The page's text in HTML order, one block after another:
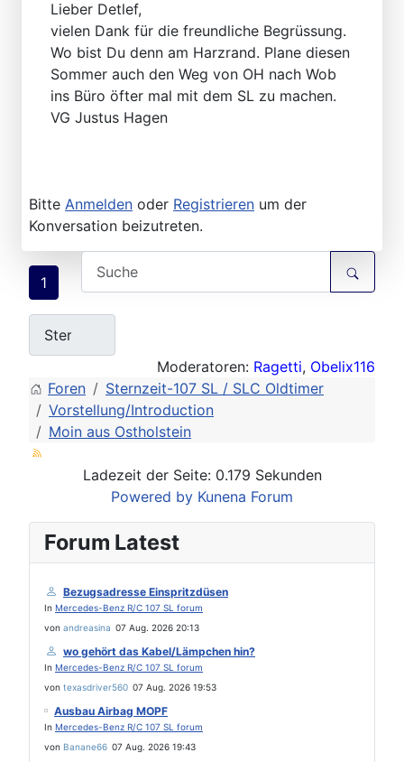
Lieber Detlef,
vielen Dank für die freundliche Begrüssung.
Wo bist Du denn am Harzrand. Plane diesen
Sommer auch den Weg von OH nach Wob
ins Büro öfter mal mit dem SL zu machen.
VG Justus Hagen
Bitte Anmelden oder Registrieren um der
Konversation beizutreten.
1
Moderatoren: Ragetti, Obelix116
Foren
Sternzeit-107 SL / SLC Oldtimer
Vorstellung/Introduction
Moin aus Ostholstein
Ladezeit der Seite: 0.179 Sekunden
Powered by Kunena Forum
Forum Latest
Bezugsadresse Einspritzdüsen
In Mercedes-Benz R/C 107 SL forum
von andreasina 07 Aug. 2026 20:13
wo gehört das Kabel/Lämpchen hin?
In Mercedes-Benz R/C 107 SL forum
von texasdriver560 07 Aug. 2026 19:53
Ausbau Airbag MOPF
In Mercedes-Benz R/C 107 SL forum
von Banane66 07 Aug. 2026 19:43